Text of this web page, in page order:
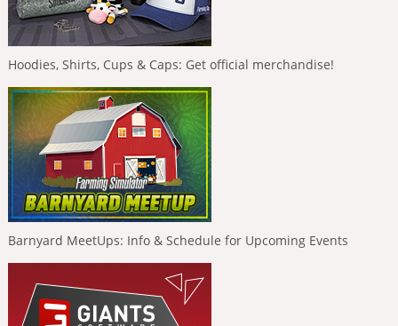
Hoodies, Shirts, Cups & Caps: Get official merchandise!
Barnyard MeetUps: Info & Schedule for Upcoming Events